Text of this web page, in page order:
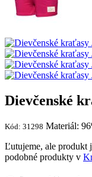
Dievčenské
Kód: 31298 Materiál:
Ľutujeme, ale produkt
podobné produkty v